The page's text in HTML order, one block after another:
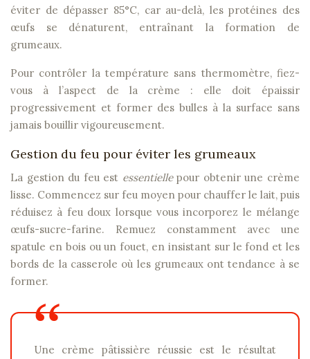
éviter de dépasser 85°C, car au-delà, les protéines des
œufs se dénaturent, entraînant la formation de
grumeaux.
Pour contrôler la température sans thermomètre, fiez-
vous à l’aspect de la crème : elle doit épaissir
progressivement et former des bulles à la surface sans
jamais bouillir vigoureusement.
Gestion du feu pour éviter les grumeaux
La gestion du feu est essentiellepour obtenir une crème
lisse. Commencez sur feu moyen pour chauffer le lait, puis
réduisez à feu doux lorsque vous incorporez le mélange
œufs-sucre-farine. Remuez constamment avec une
spatule en bois ou un fouet, en insistant sur le fond et les
bords de la casserole où les grumeaux ont tendance à se
former.
Une crème pâtissière réussie est le résultat